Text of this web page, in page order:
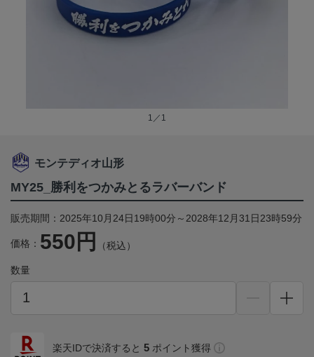
1／1
モンテディオ山形
MY25_勝利をつかみとるラバーバンド
販売期間：2025年10月24日19時00分～2028年12月31日23時59分
価格： 550円 （税込）
数量
楽天IDで決済すると 5 ポイント獲得